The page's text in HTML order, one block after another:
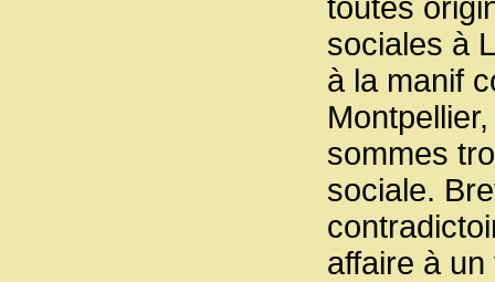
toutes
sociales à
à la manif
sommes
sociale.
affaire à